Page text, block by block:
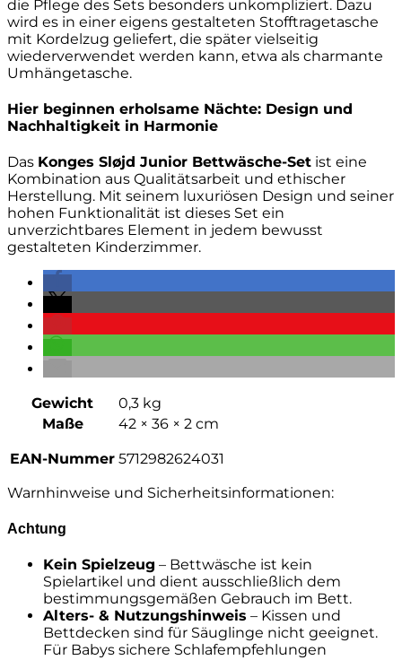
die Pflege des Sets besonders unkompliziert. Dazu
wird es in einer eigens gestalteten Stofftragetasche
mit Kordelzug geliefert, die später vielseitig
wiederverwendet werden kann, etwa als charmante
Umhängetasche.
Hier beginnen erholsame Nächte: Design und
Nachhaltigkeit in Harmonie
Das Konges Sløjd Junior Bettwäsche-Set ist eine
Kombination aus Qualitätsarbeit und ethischer
Herstellung. Mit seinem luxuriösen Design und seiner
hohen Funktionalität ist dieses Set ein
unverzichtbares Element in jedem bewusst
gestalteten Kinderzimmer.
Gewicht
0,3 kg
Maße
42 × 36 × 2 cm
EAN-Nummer 5712982624031
Warnhinweise und Sicherheitsinformationen:
Achtung
Kein Spielzeug – Bettwäsche ist kein
Spielartikel und dient ausschließlich dem
bestimmungsgemäßen Gebrauch im Bett.
Alters- & Nutzungs­hinweis – Kissen und
Bettdecken sind für Säuglinge nicht geeignet.
Für Babys sichere Schlafempfehlungen